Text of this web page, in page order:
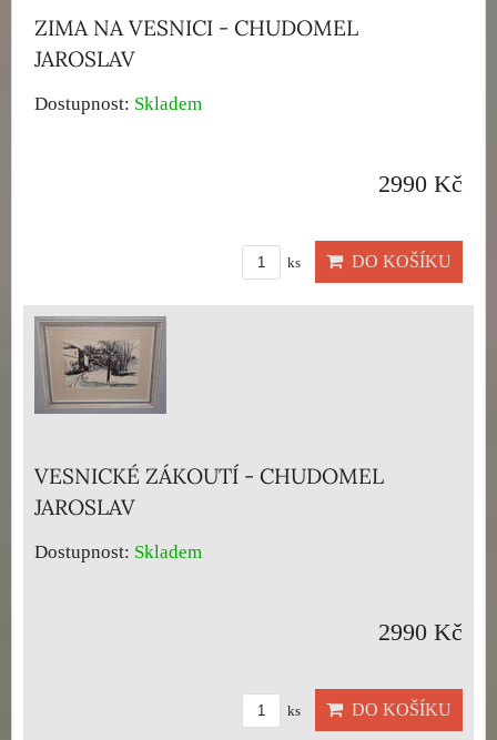
ZIMA NA VESNICI - CHUDOMEL
JAROSLAV
Dostupnost: Skladem
2990 Kč
ks DO KOŠÍKU
VESNICKÉ ZÁKOUTÍ - CHUDOMEL
JAROSLAV
Dostupnost: Skladem
2990 Kč
ks DO KOŠÍKU